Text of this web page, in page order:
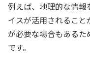
例えば、地理的な情
イスが活用されるこ
が必要な場合もある
です。